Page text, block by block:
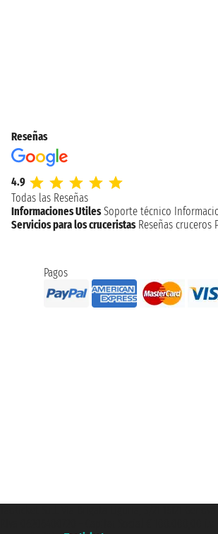
Reseñas
4.9
Todas las Reseñas
Informaciones Utiles Soporte técnico
Servicios para los cruceristas Reseñas cruceros
Pagos